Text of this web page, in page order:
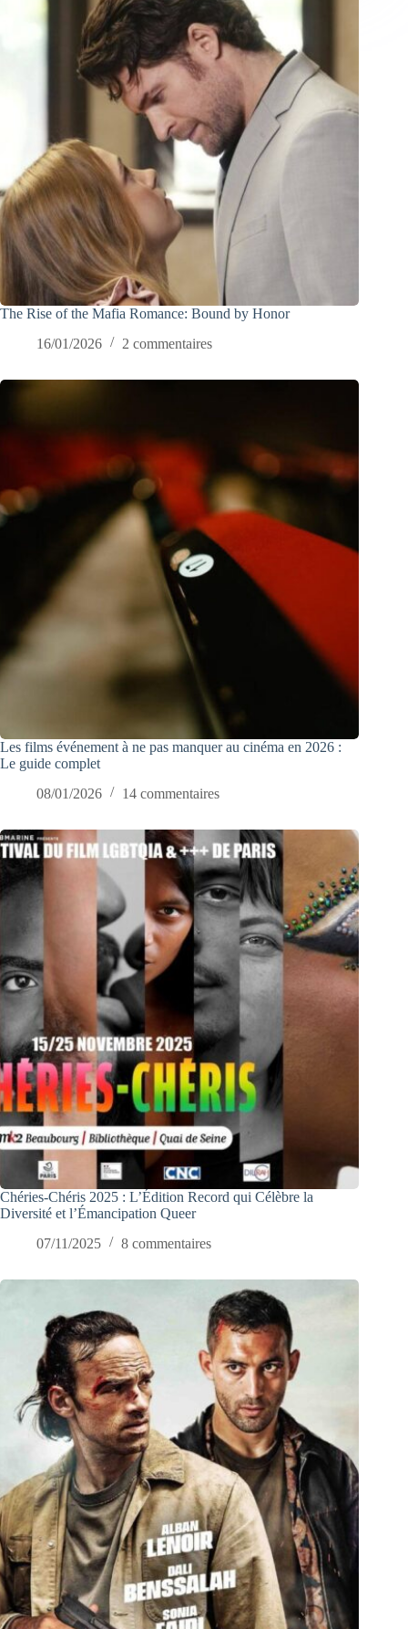
The Rise of the Mafia Romance: Bound by Honor
16/01/2026
2 commentaires
Les films événement à ne pas manquer au cinéma en 2026 :
Le guide complet
08/01/2026
14 commentaires
Chéries-Chéris 2025 : L’Édition Record qui Célèbre la
Diversité et l’Émancipation Queer
07/11/2025
8 commentaires